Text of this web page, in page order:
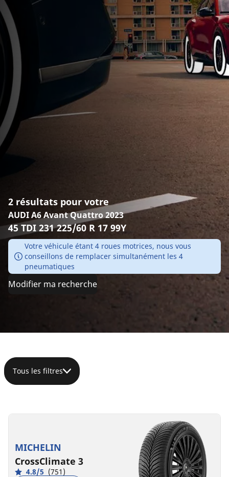
2 résultats pour votre
AUDI A6 Avant Quattro 2023
45 TDI 231 225/60 R 17 99Y
Votre véhicule étant 4 roues motrices, nous vous
conseillons de remplacer simultanément les 4
pneumatiques
Modifier ma recherche
Tous les filtres
MICHELIN
CrossClimate 3
4.8/5 (751)
B
B